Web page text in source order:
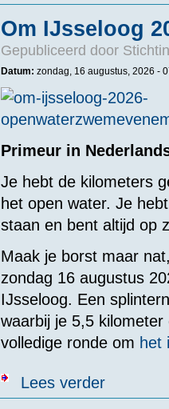
Om IJsseloog
Gepubliceerd door
Datum: zondag, 16 augustus, 2026 -
Primeur in
Je hebt de kilometers
het open water. Je
staan en bent altijd op
Maak je borst maar
zondag 16 augustus
IJsseloog. Een
waarbij je 5,5
volledige ronde om het
Lees verderover Om